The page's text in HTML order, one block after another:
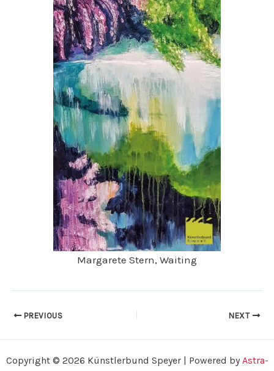
Margarete Stern, Waiting
PREVIOUS NEXT
Copyright © 2026 Künstlerbund Speyer | Powered by Astra-